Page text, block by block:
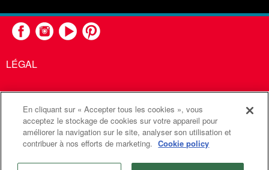
LÉGAL
United Methodist Communications est une agence de l'Église
Méthodiste Unie
Communications Méthodistes Unies. Tous droits
réservés
En cliquant sur « Accepter tous les cookies », vous
acceptez le stockage de cookies sur votre appareil pour
améliorer la navigation sur le site, analyser son utilisation et
contribuer à nos efforts de marketing. Cookie policy